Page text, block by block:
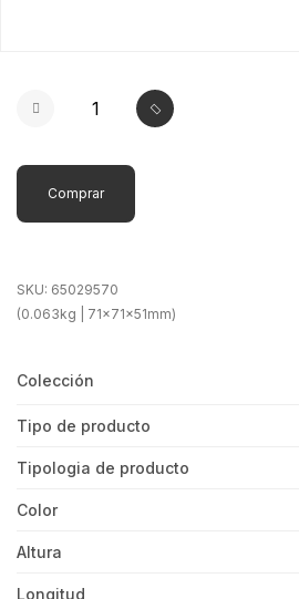
Comprar
SKU: 65029570
(0.063kg | 71x71x51mm)
Colección
Tipo de producto
Tipologia de producto
Color
Altura
Longitud